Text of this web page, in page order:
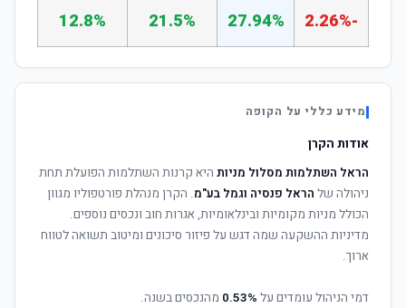
-2.26%
27.94%
21.5%
12.8%
מידע כללי על הקופה
אודות הקרן
הראל השתלמות מסלול מניות היא קרנות השתלמות הפועלת תחת
ניהולה של הראל פנסיה וגמל בע"מ. הקרן מנהלת פורטפוליו מגוון
הכולל מניות מקומיות ובינלאומיות, אגרות חוב ונכסים נוספים.
מדיניות ההשקעה שמה דגש על פיזור סיכונים ומיטוב תשואה לטווח
ארוך.
דמי הניהול עומדים על 0.53% מהנכסים בשנה.